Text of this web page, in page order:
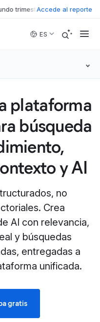
trimestre de 2026 • The
Accede al reporte
ES
plataforma
búsqueda
y AI
no
Crea
AI con relevancia,
y búsquedas
entregadas a
unificada.
gratis